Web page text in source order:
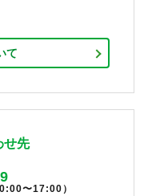
て
せ先
〜17:00）